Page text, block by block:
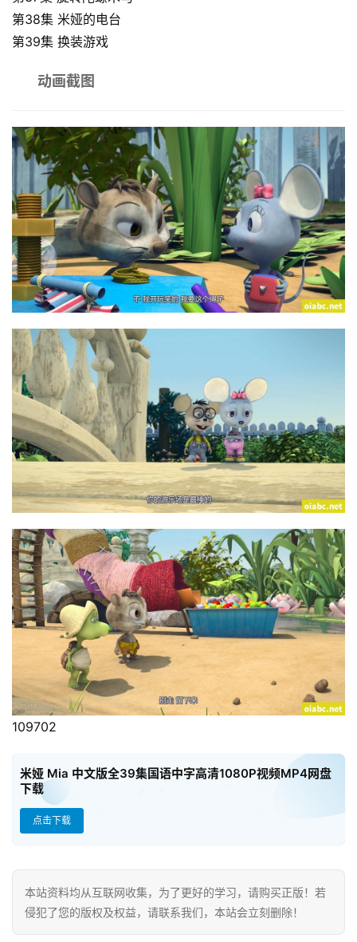
动
门
专
精
选
教
材
赞
助
本
站
第38集 米娅的电台
第39集 换装游戏
动画截图
109702
米娅 Mia 中文版全39集国语中字高清1080P视频MP4网盘
下载
点击下载
本站资料均从互联网收集，为了更好的学习，请购买正版！若
侵犯了您的版权及权益，请联系我们，本站会立刻删除！